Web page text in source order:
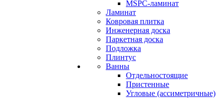
MSPC-ламинат
Ламинат
Ковровая плитка
Инженерная доска
Паркетная доска
Подложка
Плинтус
Ванны
Отдельностоящие
Пристенные
Угловые (ассиметричные)